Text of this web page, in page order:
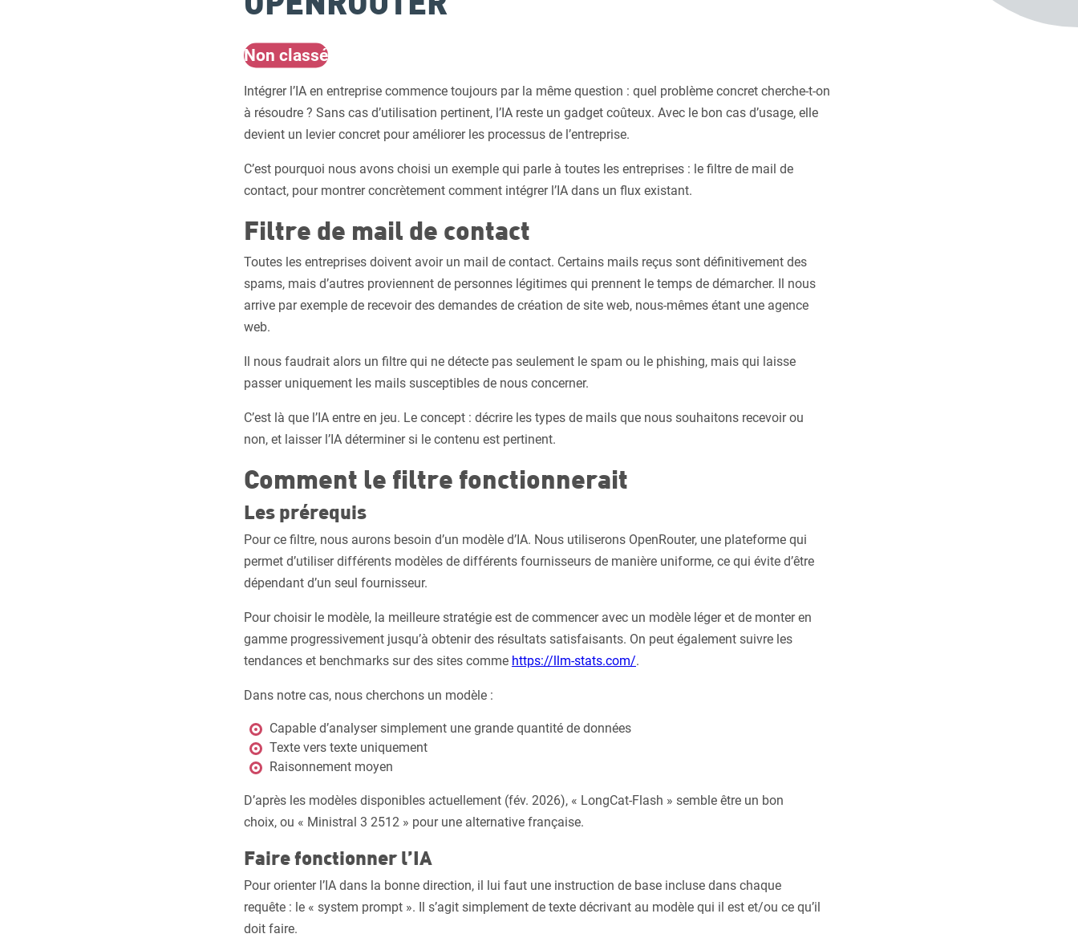
Non classé
Intégrer l’IA en entreprise commence toujours par la même question : quel problème concret cherche-t-on
à résoudre ? Sans cas d’utilisation pertinent, l’IA reste un gadget coûteux. Avec le bon cas d’usage, elle
devient un levier concret pour améliorer les processus de l’entreprise.
C’est pourquoi nous avons choisi un exemple qui parle à toutes les entreprises : le filtre de mail de
contact, pour montrer concrètement comment intégrer l’IA dans un flux existant.
Filtre de mail de contact
Toutes les entreprises doivent avoir un mail de contact. Certains mails reçus sont définitivement des
spams, mais d’autres proviennent de personnes légitimes qui prennent le temps de démarcher. Il nous
arrive par exemple de recevoir des demandes de création de site web, nous-mêmes étant une agence
web.
Il nous faudrait alors un filtre qui ne détecte pas seulement le spam ou le phishing, mais qui laisse
passer uniquement les mails susceptibles de nous concerner.
C’est là que l’IA entre en jeu. Le concept : décrire les types de mails que nous souhaitons recevoir ou
non, et laisser l’IA déterminer si le contenu est pertinent.
Comment le filtre fonctionnerait
Les prérequis
Pour ce filtre, nous aurons besoin d’un modèle d’IA. Nous utiliserons OpenRouter, une plateforme qui
permet d’utiliser différents modèles de différents fournisseurs de manière uniforme, ce qui évite d’être
dépendant d’un seul fournisseur.
Pour choisir le modèle, la meilleure stratégie est de commencer avec un modèle léger et de monter en
gamme progressivement jusqu’à obtenir des résultats satisfaisants. On peut également suivre les
tendances et benchmarks sur des sites comme https://llm-stats.com/.
Dans notre cas, nous cherchons un modèle :
Capable d’analyser simplement une grande quantité de données
Texte vers texte uniquement
Raisonnement moyen
D’après les modèles disponibles actuellement (fév. 2026), « LongCat-Flash » semble être un bon
choix, ou « Ministral 3 2512 » pour une alternative française.
Faire fonctionner l’IA
Pour orienter l’IA dans la bonne direction, il lui faut une instruction de base incluse dans chaque
requête : le « system prompt ». Il s’agit simplement de texte décrivant au modèle qui il est et/ou ce qu’il
doit faire.